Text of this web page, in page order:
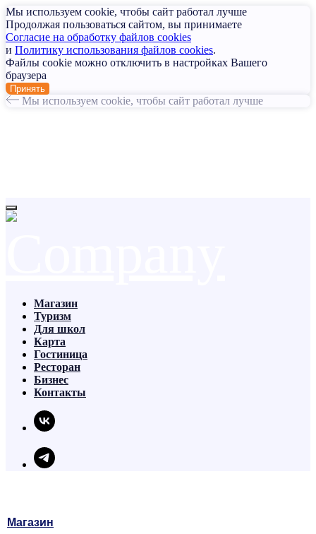
Мы используем cookie, чтобы сайт работал лучше
Продолжая пользоваться сайтом, вы принимаете
Согласие на обработку файлов cookies
и Политику использования файлов cookies.
Файлы cookie можно отключить в настройках Вашего
браузера
Принять
Мы используем cookie, чтобы сайт работал лучше
Магазин
Магазин
Туризм
Для школ
Карта
Гостиница
Ресторан
Бизнес
Контакты